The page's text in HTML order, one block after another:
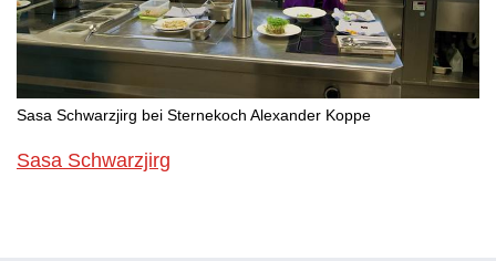
Sasa Schwarzjirg bei Sternekoch Alexander Koppe
Sasa Schwarzjirg